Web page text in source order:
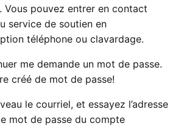
Vous pouvez entrer en contact
service de soutien en
téléphone ou clavardage.
me demande un mot de passe.
créé de mot de passe!
le courriel, et essayez l’adresse
mot de passe du compte